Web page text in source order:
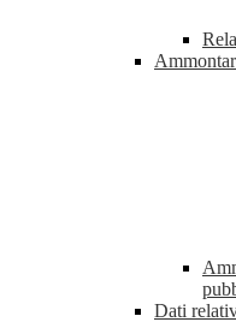
Dati